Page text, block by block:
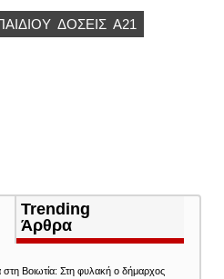
ΔΌΣΕΙΣ Α21
Trending
Άρθρα
στη Βοιωτία: Στη φυλακή ο δήμαρχος